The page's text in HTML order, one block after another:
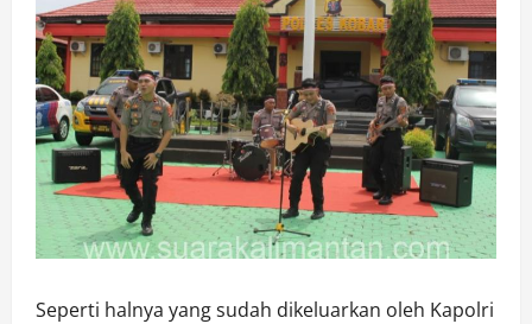
Seperti halnya yang sudah dikeluarkan oleh Kapolri